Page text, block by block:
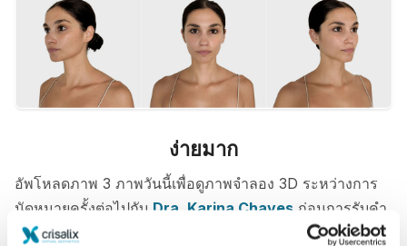
ง่ายมาก
อัพโหลดภาพ 3 ภาพวันนี้เพื่อดูภาพจำลอง 3D ระหว่างการ
นัดหมายครั้งต่อไปกับ Dra. Karina Chaves ก่อนการรับคำ
ปรึกษา คุณสามารถดูภาพ 3D ของตัวเอง และหลังการรับคำ